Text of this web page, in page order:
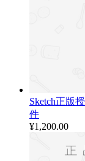
Sketch正版
件
¥1,200.00